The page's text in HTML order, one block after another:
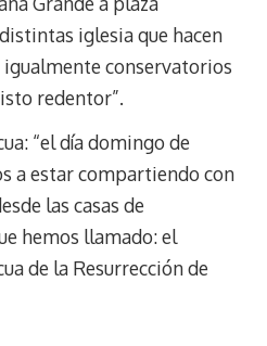
iglesia que hacen
igualmente conservatorios
redentor”.
“el día domingo de
a estar compartiendo con
las casas de
hemos llamado: el
de la Resurrección de